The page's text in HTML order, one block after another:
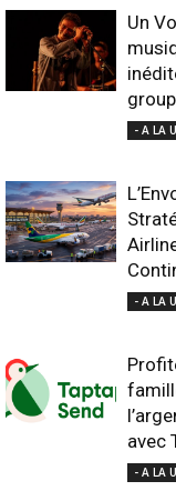
Un
- A LA
- A LA
avec
- A LA